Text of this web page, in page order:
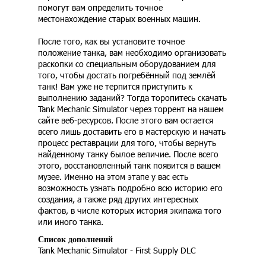
помогут вам определить точное
местонахождение старых военных машин.
После того, как вы установите точное
положение танка, вам необходимо организовать
раскопки со специальным оборудованием для
того, чтобы достать погребённый под землёй
танк! Вам уже не терпится приступить к
выполнению заданий? Тогда торопитесь скачать
Tank Mechanic Simulator через торрент на нашем
сайте веб-ресурсов. После этого вам остается
всего лишь доставить его в мастерскую и начать
процесс реставрации для того, чтобы вернуть
найденному танку былое величие. После всего
этого, восстановленный танк появится в вашем
музее. Именно на этом этапе у вас есть
возможность узнать подробно всю историю его
создания, а также ряд других интересных
фактов, в числе которых история экипажа того
или иного танка.
Список дополнений
Tank Mechanic Simulator - First Supply DLC